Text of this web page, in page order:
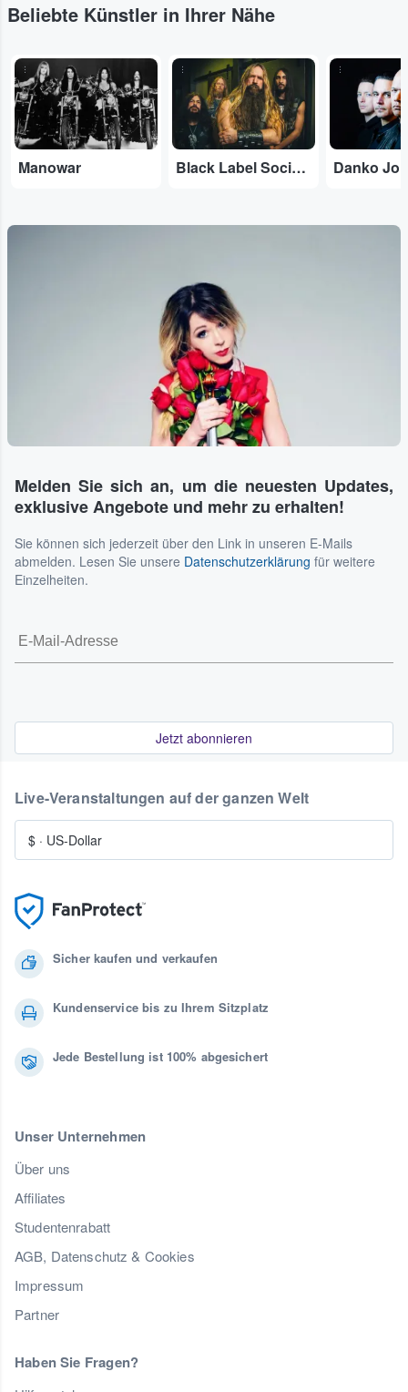
Beliebte Künstler in Ihrer Nähe
...
Manowar
...
Black Label Society
...
Danko
Melden Sie sich an, um die neuesten Updates,
exklusive Angebote und mehr zu erhalten!
Sie können sich jederzeit über den Link in unseren E-Mails
abmelden. Lesen Sie unsere Datenschutzerklärung für weitere
Einzelheiten.
Jetzt abonnieren
Sicher kaufen und verkaufen
Kundenservice bis zu Ihrem Sitzplatz
Jede Bestellung ist 100% abgesichert
Unser Unternehmen
Über uns
Affiliates
Studentenrabatt
AGB, Datenschutz & Cookies
Impressum
Partner
Haben Sie Fragen?
Live-Veranstaltungen auf der ganzen Welt
$ · US-Dollar